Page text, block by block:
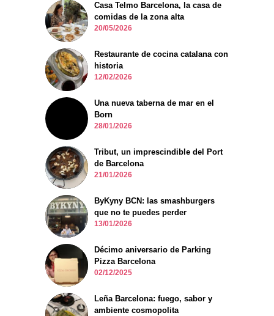
Casa Telmo Barcelona, la casa de
comidas de la zona alta
20/05/2026
Restaurante de cocina catalana con
historia
12/02/2026
Una nueva taberna de mar en el
Born
28/01/2026
Tribut, un imprescindible del Port
de Barcelona
21/01/2026
ByKyny BCN: las smashburgers
que no te puedes perder
13/01/2026
Décimo aniversario de Parking
Pizza Barcelona
02/12/2025
Leña Barcelona: fuego, sabor y
ambiente cosmopolita